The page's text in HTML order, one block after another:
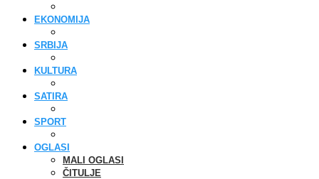
EKONOMIJA
SRBIJA
KULTURA
SATIRA
SPORT
OGLASI
MALI OGLASI
ČITULJE